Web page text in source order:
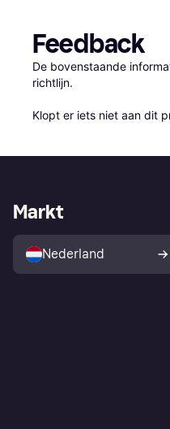
Feedback
De bovenstaande
richtlijn.
Klopt er iets niet aan dit
Markt
Nederland